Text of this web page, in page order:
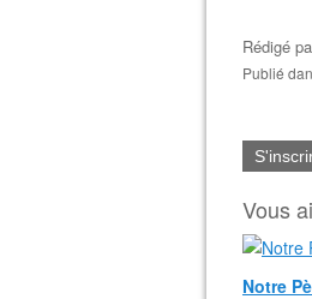
Rédigé
Publié
Vous
Notre